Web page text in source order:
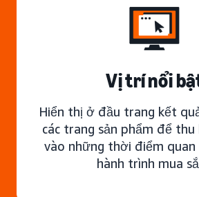
Vị trí nổi
Hiển thị ở đầu trang kết
các trang sản phẩm để thu
vào những thời điểm
hành trình mua